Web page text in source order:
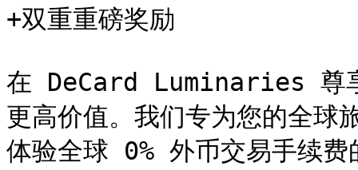
+双重重磅奖励
在 DeCard Luminaries 尊享
更高价值。我们专为您的全球
体验全球 0% 外币交易手续